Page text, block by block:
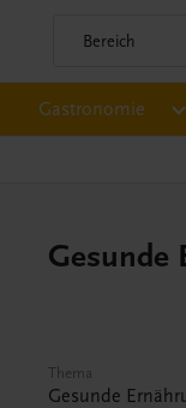
Gastronomie
Gesunde
Thema
Gesunde